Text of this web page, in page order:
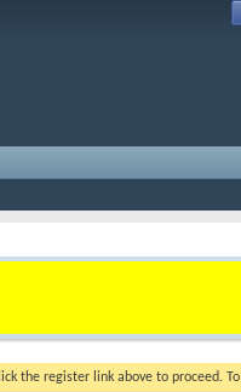
the register link above to proceed.